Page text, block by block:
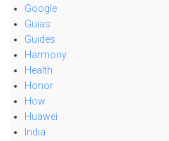
Google
Guias
Guides
Harmony
Health
Honor
How
Huawei
India